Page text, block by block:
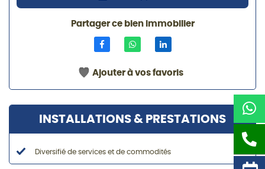
Partager ce bien immobilier
Ajouter à vos favoris
INSTALLATIONS & PRESTATIONS
Diversifié de services et de commodités